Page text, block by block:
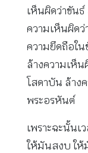
เห็นผิดว่าขันธ์
ความเห็นผิดว่
ความยึดถือใน
ล้างความเห็
โสดาบัน ล้าง
พระอรหันต์
เพราะฉะนั้นเ
ให้มันสงบ ให้